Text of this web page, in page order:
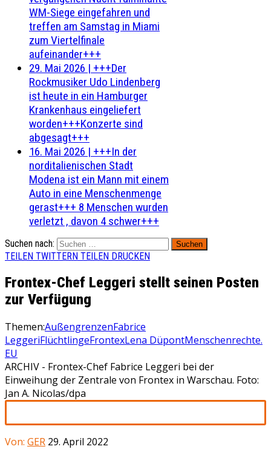
WM-Siege eingefahren und
treffen am Samstag in Miami
zum Viertelfinale
aufeinander+++
29. Mai 2026 | +++Der
Rockmusiker Udo Lindenberg
ist heute in ein Hamburger
Krankenhaus eingeliefert
worden+++Konzerte sind
abgesagt+++
16. Mai 2026 | +++In der
norditalienischen Stadt
Modena ist ein Mann mit einem
Auto in eine Menschenmenge
gerast+++ 8 Menschen wurden
verletzt , davon 4 schwer+++
Suchen nach:
TEILEN TWITTERN TEILEN DRUCKEN
Frontex-Chef Leggeri stellt seinen Posten
zur Verfügung
Themen:AußengrenzenFabrice
LeggeriFlüchtlingeFrontexLena DüpontMenschenrechte.
EU
ARCHIV - Frontex-Chef Fabrice Leggeri bei der
Einweihung der Zentrale von Frontex in Warschau. Foto:
Jan A. Nicolas/dpa
Von: GER 29. April 2022